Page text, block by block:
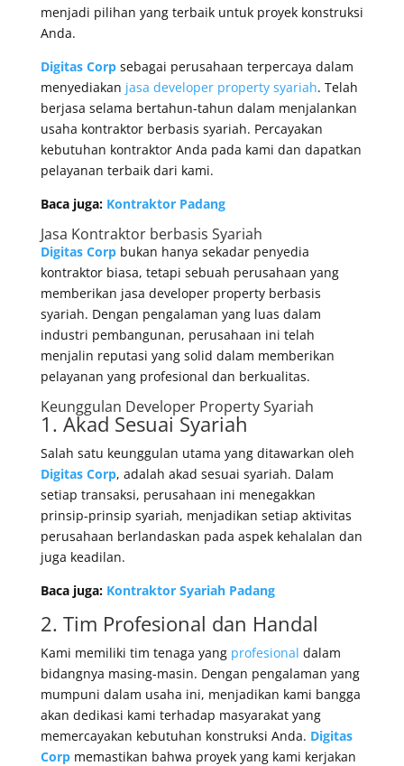
menjadi pilihan yang terbaik untuk proyek konstruksi
Anda.
Digitas Corpsebagai perusahaan terpercaya dalam
menyediakan jasa developer property syariah. Telah
berjasa selama bertahun-tahun dalam menjalankan
usaha kontraktor berbasis syariah. Percayakan
kebutuhan kontraktor Anda pada kami dan dapatkan
pelayanan terbaik dari kami.
Baca juga: Kontraktor Padang
Jasa Kontraktor berbasis Syariah
Digitas Corpbukan hanya sekadar penyedia
kontraktor biasa, tetapi sebuah perusahaan yang
memberikan jasa developer property berbasis
syariah. Dengan pengalaman yang luas dalam
industri pembangunan, perusahaan ini telah
menjalin reputasi yang solid dalam memberikan
pelayanan yang profesional dan berkualitas.
Keunggulan Developer Property Syariah
1. Akad Sesuai Syariah
Salah satu keunggulan utama yang ditawarkan oleh
Digitas Corp, adalah akad sesuai syariah. Dalam
setiap transaksi, perusahaan ini menegakkan
prinsip-prinsip syariah, menjadikan setiap aktivitas
perusahaan berlandaskan pada aspek kehalalan dan
juga keadilan.
Baca juga: Kontraktor Syariah Padang
2. Tim Profesional dan Handal
Kami memiliki tim tenaga yang profesional dalam
bidangnya masing-masin. Dengan pengalaman yang
mumpuni dalam usaha ini, menjadikan kami bangga
akan dedikasi kami terhadap masyarakat yang
memercayakan kebutuhan konstruksi Anda. Digitas
Corpmemastikan bahwa proyek yang kami kerjakan